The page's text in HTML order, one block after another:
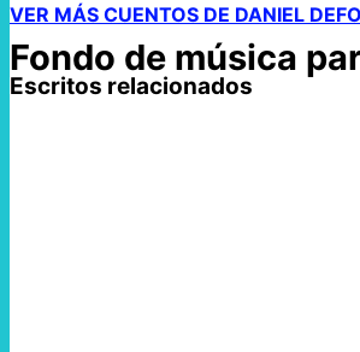
VER MÁS CUENTOS DE DANIEL
Fondo de música
Escritos relacionados